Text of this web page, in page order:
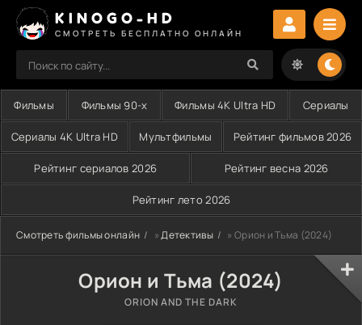
KINOGO-HD
СМОТРЕТЬ БЕСПЛАТНО ОНЛАЙН
Фильмы Фильмы 90-х Фильмы 4K Ultra HD Сериалы
Сериалы 4K Ultra HD Мультфильмы Рейтинг фильмов 2026
Рейтинг сериалов 2026 Рейтинг весна 2026
Рейтинг лето 2026
Смотреть фильмы онлайн »Детективы » Орион и Тьма (2024)
Орион и Тьма (2024)
ORION AND THE DARK